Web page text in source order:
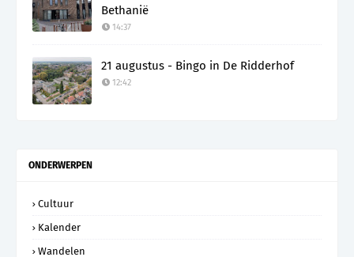
Bethanië
14:37
21 augustus - Bingo in De Ridderhof
12:42
ONDERWERPEN
Cultuur
Kalender
Wandelen